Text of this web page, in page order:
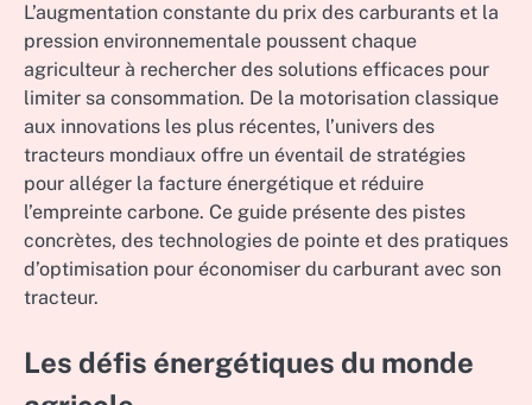
L’augmentation constante du prix des carburants et la
pression environnementale poussent chaque
agriculteur à rechercher des solutions efficaces pour
limiter sa consommation. De la motorisation classique
aux innovations les plus récentes, l’univers des
tracteurs mondiaux offre un éventail de stratégies
pour alléger la facture énergétique et réduire
l’empreinte carbone. Ce guide présente des pistes
concrètes, des technologies de pointe et des pratiques
d’optimisation pour économiser du carburant avec son
tracteur.
Les défis énergétiques du monde